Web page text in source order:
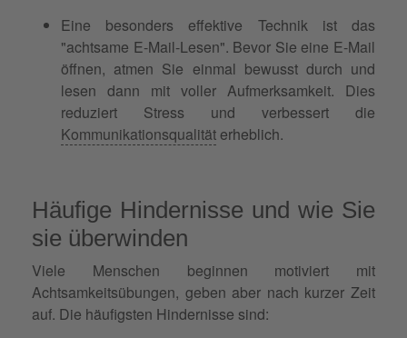
Eine besonders effektive Technik ist das
"achtsame E-Mail-Lesen". Bevor Sie eine E-Mail
öffnen, atmen Sie einmal bewusst durch und
lesen dann mit voller Aufmerksamkeit. Dies
reduziert Stress und verbessert die
Kommunikationsqualität erheblich.
Häufige Hindernisse und wie Sie
sie überwinden
Viele Menschen beginnen motiviert mit
Achtsamkeitsübungen, geben aber nach kurzer Zeit
auf. Die häufigsten Hindernisse sind: